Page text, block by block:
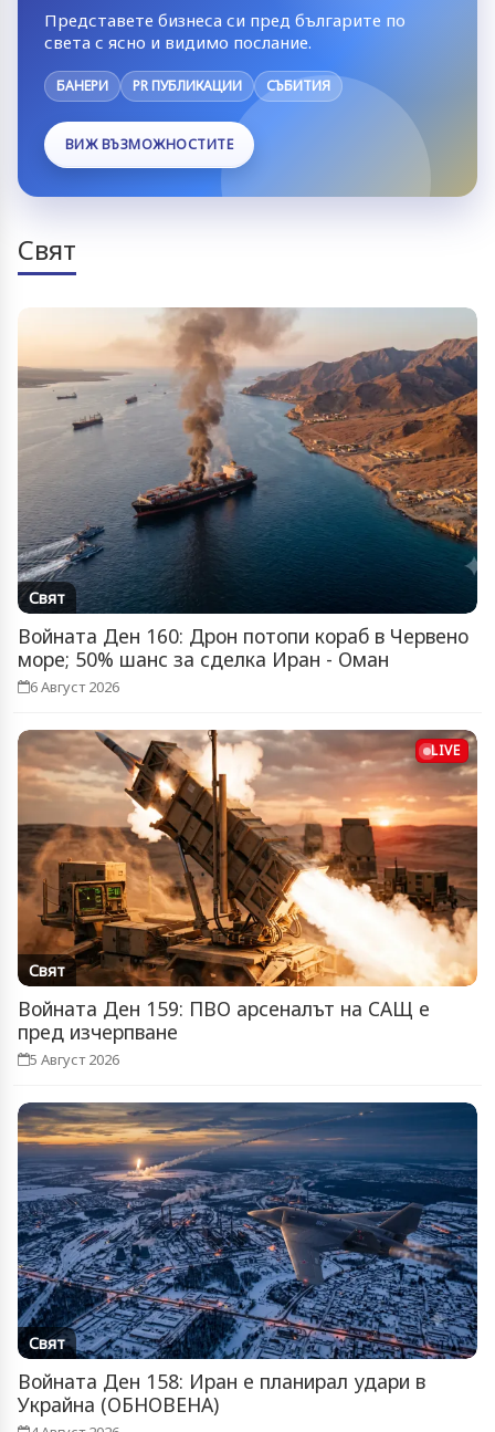
Представете бизнеса си пред българите по
света с ясно и видимо послание.
БАНЕРИ PR ПУБЛИКАЦИИ СЪБИТИЯ
ВИЖ ВЪЗМОЖНОСТИТЕ
Свят
Свят
Войната Ден 160: Дрон потопи кораб в Червено
море; 50% шанс за сделка Иран - Оман
6 Август 2026
LIVE
Свят
Войната Ден 159: ПВО арсеналът на САЩ е
пред изчерпване
5 Август 2026
Свят
Войната Ден 158: Иран е планирал удари в
Украйна (ОБНОВЕНА)